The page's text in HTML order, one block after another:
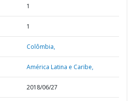
1
1
Colômbia,
América Latina e Caribe,
2018/06/27